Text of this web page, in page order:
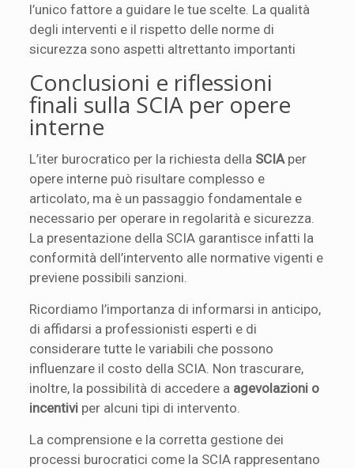
l’unico fattore a guidare le tue scelte. La qualità
degli interventi e il rispetto delle norme di
sicurezza sono aspetti altrettanto importanti
Conclusioni e riflessioni
finali sulla SCIA per opere
interne
L’iter burocratico per la richiesta della SCIA per
opere interne può risultare complesso e
articolato, ma è un passaggio fondamentale e
necessario per operare in regolarità e sicurezza.
La presentazione della SCIA garantisce infatti la
conformità dell’intervento alle normative vigenti e
previene possibili sanzioni.
Ricordiamo l’importanza di informarsi in anticipo,
di affidarsi a professionisti esperti e di
considerare tutte le variabili che possono
influenzare il costo della SCIA. Non trascurare,
inoltre, la possibilità di accedere a agevolazioni o
incentivi per alcuni tipi di intervento.
La comprensione e la corretta gestione dei
processi burocratici come la SCIA rappresentano